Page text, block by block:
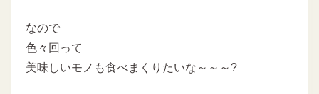
なので
色々回って
美味しいモノも食べまくりたいな～～～?